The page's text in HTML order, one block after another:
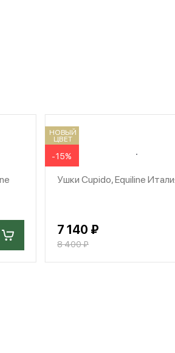
НОВЫЙ
ЦВЕТ
-15%
Ушки Cupido, Equiline
7 140 ₽
8 400 ₽